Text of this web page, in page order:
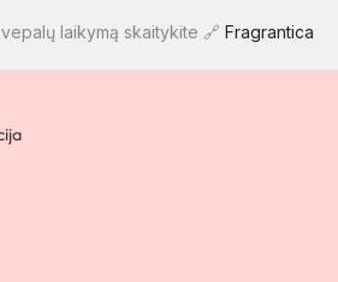
laikymą skaitykite 🔗 Fragrantica